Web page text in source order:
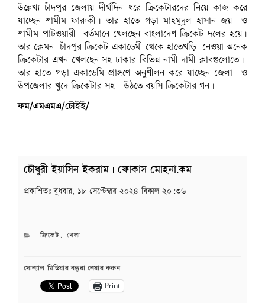
উল্লেখ্য চাঁদপুর জেলায় দীর্ঘদিন ধরে ক্রিকেটারদের নিয়ে কাজ করে
যাচ্ছেন শামীম ফারুকী। তার হাতে গড়া মাহমুদুল হাসান জয় ও
শামীম পাটওয়ারী বর্তমানে খেলছেন বাংলাদেশ ক্রিকেট দলের হয়ে।
তার ক্লেমন চাঁদপুর ক্রিকেট একাডেমী থেকে হাতেখড়ি নেওয়া অনেক
ক্রিকেটার এখন খেলছেন সহ ঢাকার বিভিন্ন নামী দামী ক্লাবগুলোতে।
তার হাতে গড়া একাডেমি প্রাঙ্গণে অনুশীলন করে যাচ্ছেন জেলা ও
উপজেলার খুদে ক্রিকেটার সহ উঠতে বয়সি ক্রিকেটার গন।
ফম/এমএমএ/চৌইই/
চৌধুরী ইয়াসিন ইকরাম | ফোকাস মোহনা.কম
প্রকাশিতঃবুধবার, ১৮ সেপ্টেম্বার ২০২৪ বিকাল ২০:৩৬
CATEGORIES
ক্রিকেট , খেলা
সোশ্যাল মিডিয়ার বন্ধুরা শেয়ার করুন
Print